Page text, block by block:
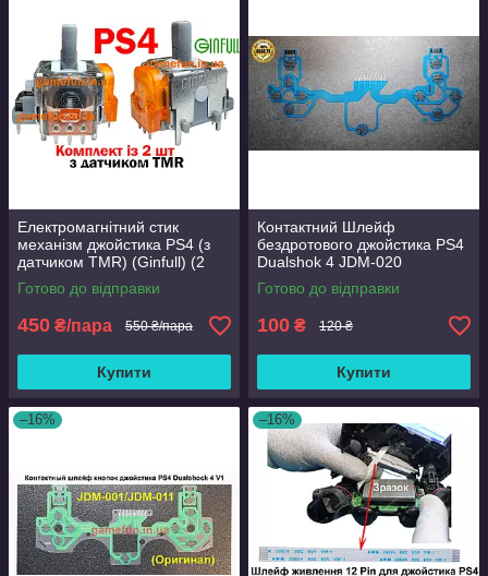
Електромагнітний стик
механізм джойстика PS4 (з
датчиком TMR) (Ginfull) (2
шт)
Готово до відправки
450 ₴/пара 550 ₴/пара
Купити
Контактний Шлейф
бездротового джойстика PS4
Dualshok 4 JDM-020
(Оригінал)
Готово до відправки
100 ₴ 120 ₴
Купити
–16% –16%